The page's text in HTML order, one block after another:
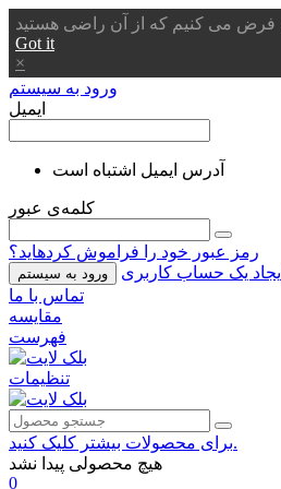
Got it
×
ورود به سیستم
ایمیل
آدرس ایمیل اشتباه است
کلمه‌ی عبور
رمز عبور خود را فراموش کردهاید؟
ورود به سیستم
ایجاد یک حساب کاربری
تماس با ما
مقایسه
فهرست
تنظیمات
برای محصولات بیشتر کلیک کنید.
هیچ محصولی پیدا نشد
0